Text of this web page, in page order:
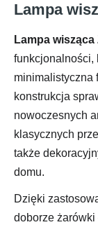
Lampa
Lampa wisząca
funkcjonalności,
minimalistyczna
konstrukcja
nowoczesnych
klasycznych
także
domu.
Dzięki
doborze żarówki